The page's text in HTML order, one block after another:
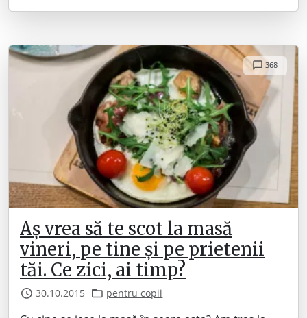
368
Aș vrea să te scot la masă
vineri, pe tine și pe prietenii
tăi. Ce zici, ai timp?
30.10.2015 pentru copii